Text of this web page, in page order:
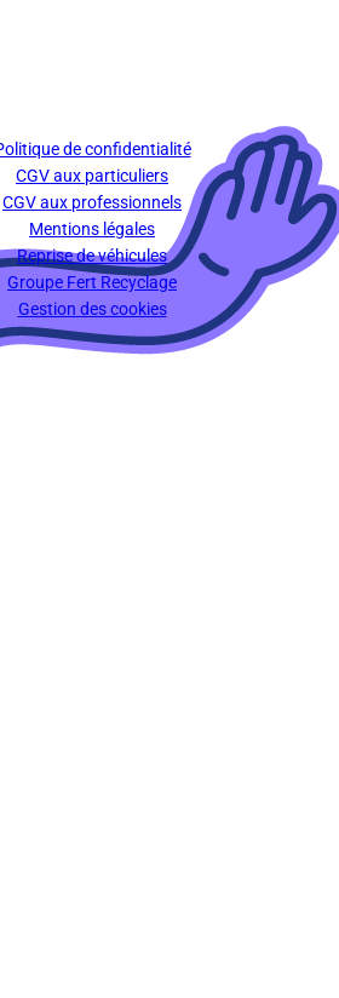
de confidentialité
CGV aux particuliers
CGV aux professionnels
Mentions légales
Reprise de véhicules
Groupe Fert Recyclage
Gestion des cookies